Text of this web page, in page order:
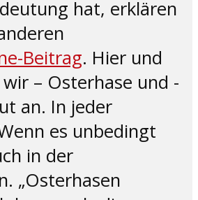
hat, erklären
Beitrag. Hier und
– Osterhase und -
an. In jeder
es unbedingt
in der
„Osterhasen